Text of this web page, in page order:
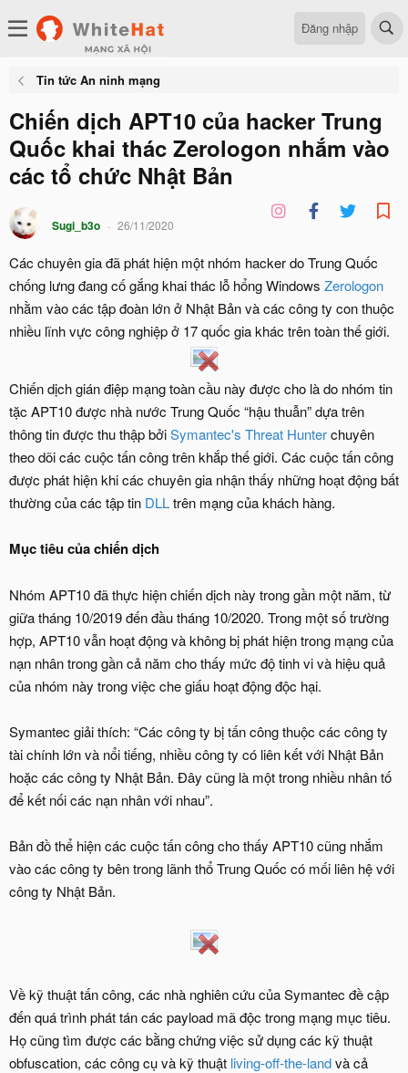
Đăng nhập
Tin tức An ninh mạng
Chiến dịch APT10 của hacker Trung
Quốc khai thác Zerologon nhắm vào
các tổ chức Nhật Bản
Sugi_b3o 26/11/2020
Các chuyên gia đã phát hiện một nhóm hacker do Trung Quốc
chống lưng đang cố gắng khai thác lỗ hổng Windows Zerologon
nhằm vào các tập đoàn lớn ở Nhật Bản và các công ty con thuộc
nhiều lĩnh vực công nghiệp ở 17 quốc gia khác trên toàn thế giới.
Chiến dịch gián điệp mạng toàn cầu này được cho là do nhóm tin
tặc APT10 được nhà nước Trung Quốc “hậu thuẫn” dựa trên
thông tin được thu thập bởiSymantec's Threat Hunterchuyên
theo dõi các cuộc tấn công trên khắp thế giới. Các cuộc tấn công
được phát hiện khi các chuyên gia nhận thấy những hoạt động bất
thường của các tập tin DLLtrên mạng của khách hàng.
Mục tiêu của chiến dịch
Nhóm APT10 đã thực hiện chiến dịch này trong gần một năm, từ
giữa tháng 10/2019 đến đầu tháng 10/2020. Trong một số trường
hợp, APT10 vẫn hoạt động và không bị phát hiện trong mạng của
nạn nhân trong gần cả năm cho thấy mức độ tinh vi và hiệu quả
của nhóm này trong việc che giấu hoạt động độc hại.
Symantec giải thích: “Các công ty bị tấn công thuộc các công ty
tài chính lớn và nổi tiếng, nhiều công ty có liên kết với Nhật Bản
hoặc các công ty Nhật Bản. Đây cũng là một trong nhiều nhân tố
để kết nối các nạn nhân với nhau”.
Bản đồ thể hiện các cuộc tấn công cho thấy APT10 cũng nhắm
vào các công ty bên trong lãnh thổ Trung Quốc có mối liên hệ với
công ty Nhật Bản.
Về kỹ thuật tấn công, các nhà nghiên cứu của Symantec đề cập
đến quá trình phát tán các payload mã độc trong mạng mục tiêu.
Họ cũng tìm được các bằng chứng việc sử dụng các kỹ thuật
obfuscation, các công cụ và kỹ thuật living-off-the-landvà cả